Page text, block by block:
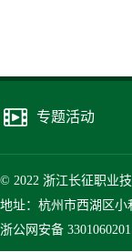
专题活动
© 2022 浙江长征职业
地址：杭州市西湖区小
浙公网安备